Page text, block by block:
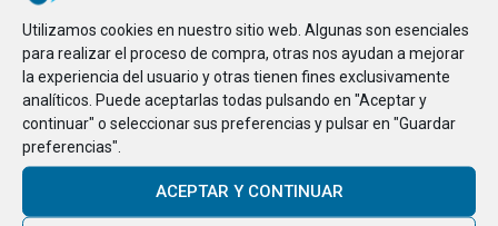
Utilizamos cookies en nuestro sitio web. Algunas son esenciales
para realizar el proceso de compra, otras nos ayudan a mejorar
la experiencia del usuario y otras tienen fines exclusivamente
analíticos. Puede aceptarlas todas pulsando en "Aceptar y
continuar" o seleccionar sus preferencias y pulsar en "Guardar
preferencias".
ACEPTAR Y CONTINUAR
Este producto